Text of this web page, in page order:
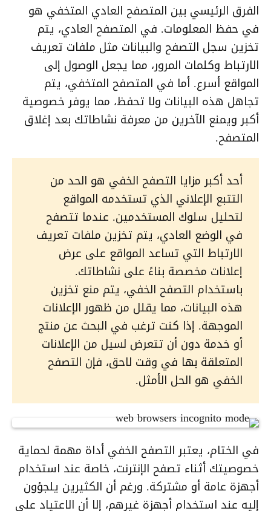
الفرق الرئيسي بين المتصفح العادي المتخفي هو
في حفظ المعلومات. في المتصفح العادي، يتم
تخزين سجل التصفح والبيانات مثل ملفات تعريف
الارتباط وكلمات المرور، مما يجعل الوصول إلى
المواقع أسرع. أما في المتصفح المتخفي، يتم
تجاهل هذه البيانات ولا تحفظ، مما يوفر خصوصية
أكبر ويمنع الآخرين من معرفة نشاطاتك بعد إغلاق
المتصفح.
أحد أكبر مزايا التصفح الخفي هو الحد من
التتبع الإعلاني الذي تستخدمه المواقع
لتحليل سلوك المستخدمين. عندما تتصفح
في الوضع العادي، يتم تخزين ملفات تعريف
الارتباط التي تساعد المواقع على عرض
إعلانات مخصصة بناءً على نشاطاتك.
باستخدام التصفح الخفي، يتم منع تخزين
هذه البيانات، مما يقلل من ظهور الإعلانات
الموجهة. إذا كنت ترغب في البحث عن منتج
أو خدمة دون أن تتعرض لسيل من الإعلانات
المتعلقة بها في وقت لاحق، فإن التصفح
الخفي هو الحل الأمثل.
في الختام، يعتبر التصفح الخفي أداة مهمة لحماية
خصوصيتك أثناء تصفح الإنترنت، خاصة عند استخدام
أجهزة عامة أو مشتركة. ورغم أن الكثيرين يلجؤون
إليه عند استخدام أجهزة غيرهم، إلا أن الاعتياد على